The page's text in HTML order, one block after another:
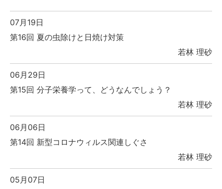
07月19日
第16回 夏の虫除けと日焼け対策
若林 理砂
06月29日
第15回 分子栄養学って、どうなんでしょう？
若林 理砂
06月06日
第14回 新型コロナウィルス関連しぐさ
若林 理砂
05月07日